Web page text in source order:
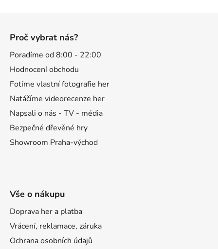
Proč vybrat nás?
Poradíme od 8:00 - 22:00
Hodnocení obchodu
Fotíme vlastní fotografie her
Natáčíme videorecenze her
Napsali o nás - TV - média
Bezpečné dřevěné hry
Showroom Praha-východ
Vše o nákupu
Doprava her a platba
Vrácení, reklamace, záruka
Ochrana osobních údajů